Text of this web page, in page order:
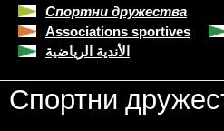
Спортни дружества
Associations sportives
الأندية الرياضية
Спортни